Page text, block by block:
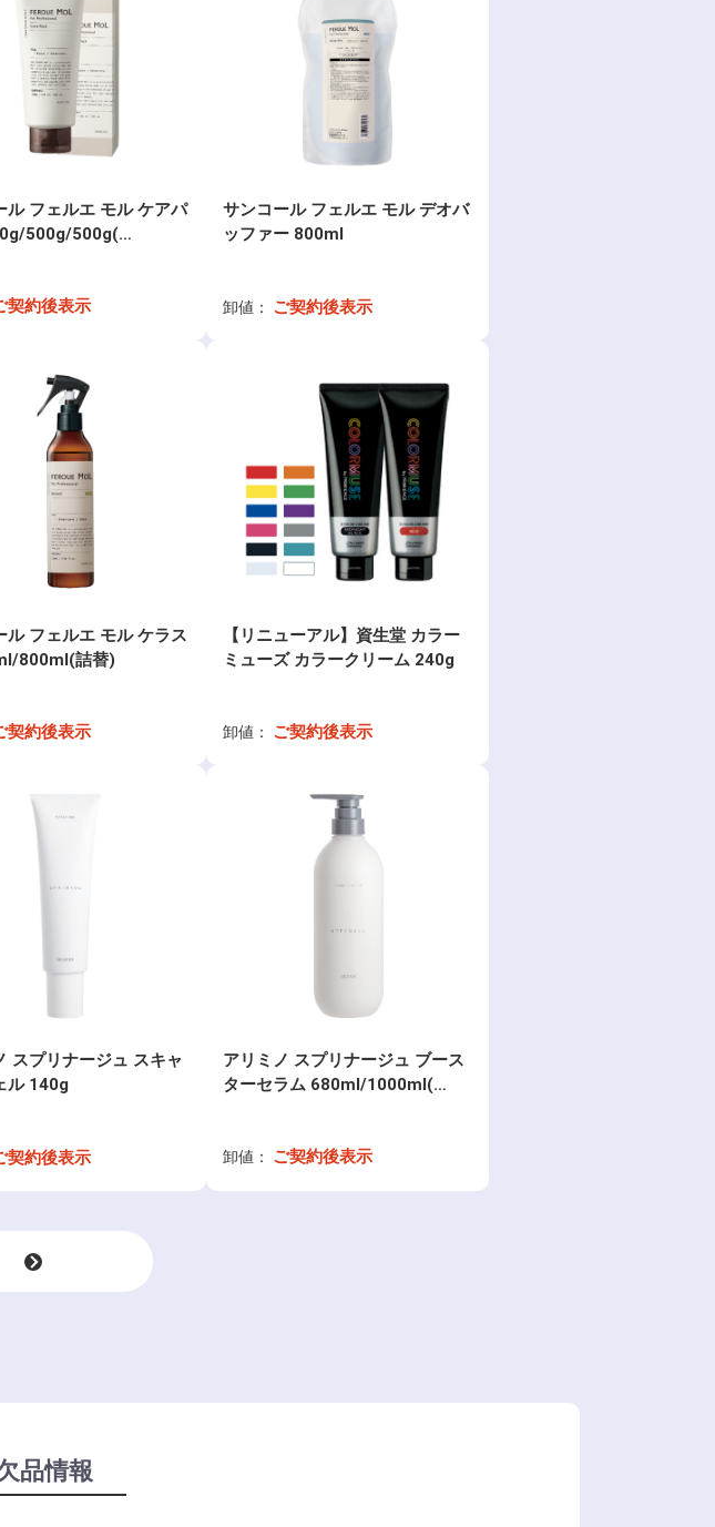
ル フェルエ モル ケアパ
500g/500g(…
契約後表示
サンコール フェルエ モル デオバ
ッファー 800ml
卸値： ご契約後表示
ル フェルエ モル ケラス
800ml(詰替)
契約後表示
【リニューアル】資生堂 カラー
ミューズ カラークリーム 240g
卸値： ご契約後表示
スプリナージュ スキャ
ル 140g
契約後表示
アリミノ スプリナージュ ブース
ターセラム 680ml/1000ml(…
卸値： ご契約後表示
品情報